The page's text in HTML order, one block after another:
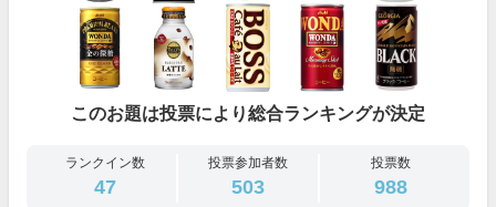
このお題は投票により総合ランキングが決定
ランクイン数
47
投票参加者数
503
投票数
988